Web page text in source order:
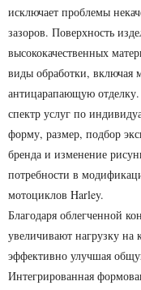
исключает проблемы
зазоров. Поверхность
высококачественных
виды обработки, включая
антицарапающую
спектр услуг по
форму, размер, подбор
бренда и изменение
потребности в
мотоциклов Harley.
Благодаря облегченной
увеличивают нагрузку
эффективно улучшая
Интегрированная